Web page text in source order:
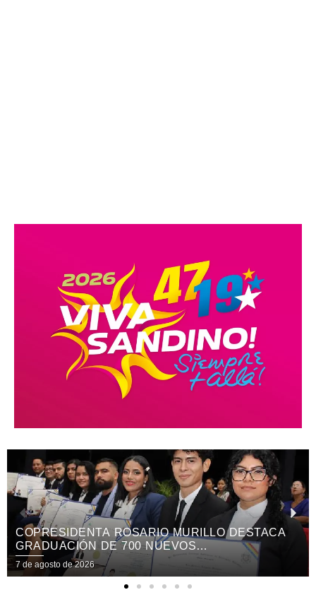
COPRESIDENTA ROSARIO MURILLO DESTACA
GRADUACIÓN DE 700 NUEVOS
PROFESIONALES PUEBLO PRESIDENTE
7 de agosto de 2026